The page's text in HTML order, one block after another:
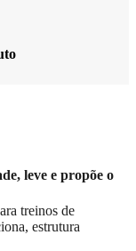
leve e propõe o
treinos de
estrutura